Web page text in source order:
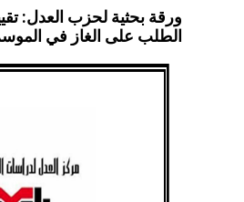
ورقة بحثية لحزب العدل:
الطلب على الغاز في